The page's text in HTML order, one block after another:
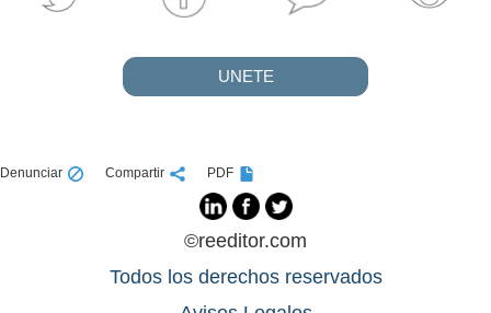
UNETE
Denunciar Compartir PDF
©reeditor.com
Todos los derechos reservados